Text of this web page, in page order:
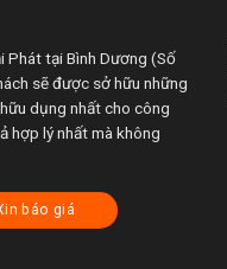
Phát tại Bình Dương (Số
sẽ được sở hữu những
dụng nhất cho công
hợp lý nhất mà không
báo giá